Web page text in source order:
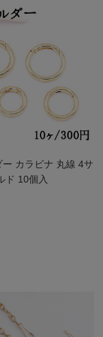
ー カラビナ 丸線 4サ
ド 10個入